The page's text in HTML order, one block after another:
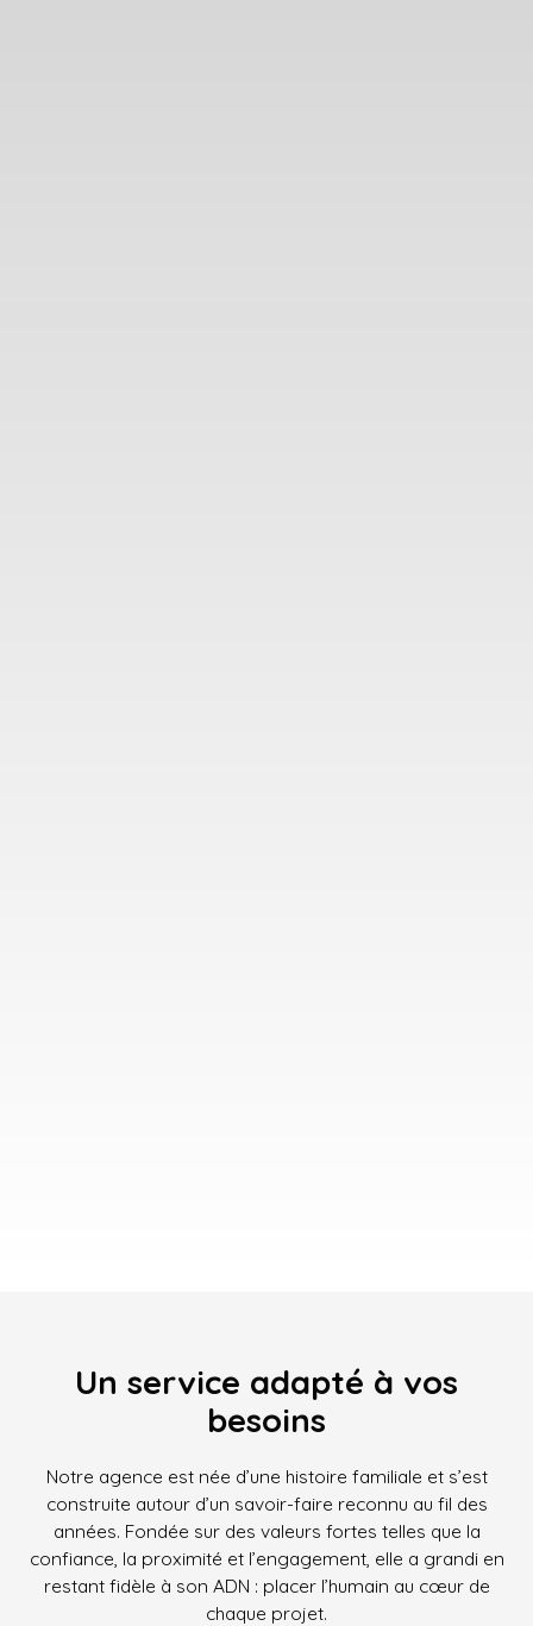
Un service adapté à vos
besoins
Notre agence est née d’une histoire familiale et s’est
construite autour d’un savoir-faire reconnu au fil des
années. Fondée sur des valeurs fortes telles que la
confiance, la proximité et l’engagement, elle a grandi en
restant fidèle à son ADN : placer l’humain au cœur de
chaque projet.